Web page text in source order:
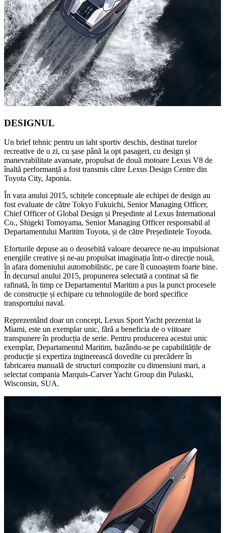
DESIGNUL
Un brief tehnic pentru un iaht sportiv deschis, destinat turelor
recreative de o zi, cu șase până la opt pasageri, cu design și
manevrabilitate avansate, propulsat de două motoare Lexus V8 de
înaltă performanță a fost transmis către Lexus Design Centre din
Toyota City, Japonia.
În vara anului 2015, schițele conceptuale ale echipei de design au
fost evaluate de către Tokyo Fukuichi, Senior Managing Officer,
Chief Officer of Global Design și Președinte al Lexus International
Co., Shigeki Tomoyama, Senior Managing Officer responsabil al
Departamentului Maritim Toyota, și de către Președintele Toyoda.
Eforturile depuse au o deosebită valoare deoarece ne-au impulsionat
energiile creative și ne-au propulsat imaginația într-o direcție nouă,
în afara domeniului automobilistic, pe care îl cunoaștem foarte bine.
În decursul anului 2015, propunerea selectată a continat să fie
rafinată, în timp ce Departamentul Maritim a pus la punct procesele
de construcție și echipare cu tehnologiile de bord specifice
transportului naval.
Reprezentând doar un concept, Lexus Sport Yacht prezentat la
Miami, este un exemplar unic, fără a beneficia de o viitoare
transpunere în producția de serie. Pentru producerea acestui unic
exemplar, Departamentul Maritim, bazându-se pe capabilitățile de
producție și expertiza inginerească dovedite cu precădere în
fabricarea manuală de structuri compozite cu dimensiuni mari, a
selectat compania Marquis-Carver Yacht Group din Pulaski,
Wisconsin, SUA.